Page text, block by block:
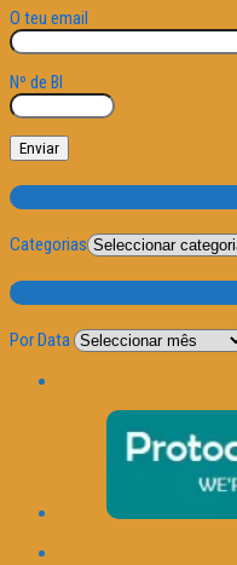
O teu email
Nº de BI
Categorias
Categorias
Por Data
Por Data